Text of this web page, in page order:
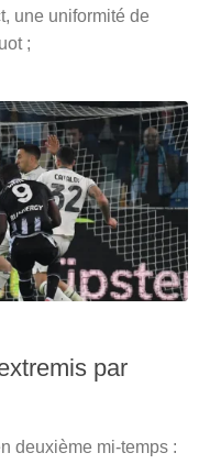
une uniformité de
;
par
deuxième mi-temps :